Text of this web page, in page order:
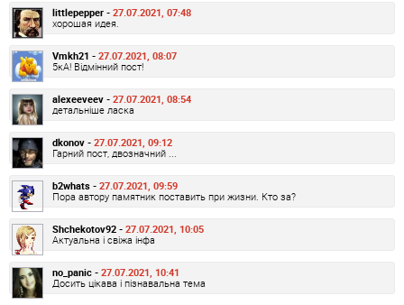
littlepepper - 27.07.2021, 07:48
хорошая идея.
Vmkh21 - 27.07.2021, 08:07
5кА! Відмінний пост!
alexeeveev - 27.07.2021, 08:54
детальніше ласка
dkonov - 27.07.2021, 09:12
Гарний пост, двозначний ...
b2whats - 27.07.2021, 09:59
Пора автору памятник поставить при жизни. Кто за?
Shchekotov92 - 27.07.2021, 10:05
Актуальна і свіжа інфа
no_panic - 27.07.2021, 10:41
Досить цікава і пізнавальна тема